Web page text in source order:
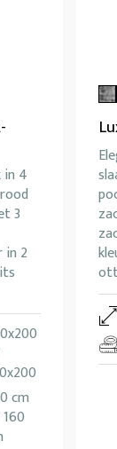
in 4
3
in 2
cm